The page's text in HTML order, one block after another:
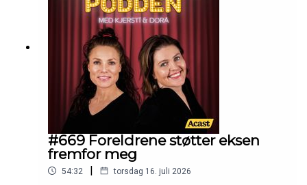
#669 Foreldrene støtter eksen
fremfor meg
54:32 | torsdag 16. juli 2026